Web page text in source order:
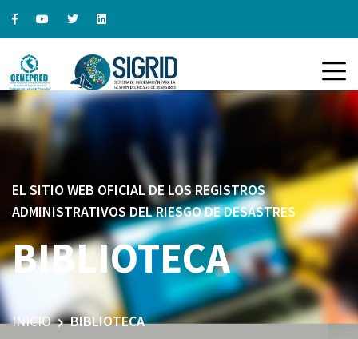
EL SITIO WEB OFICIAL DE LOS REGISTROS
ADMINISTRATIVOS DEL RIESGO DE DESASTRES
BIBLIOTECA
INICIO BIBLIOTECA